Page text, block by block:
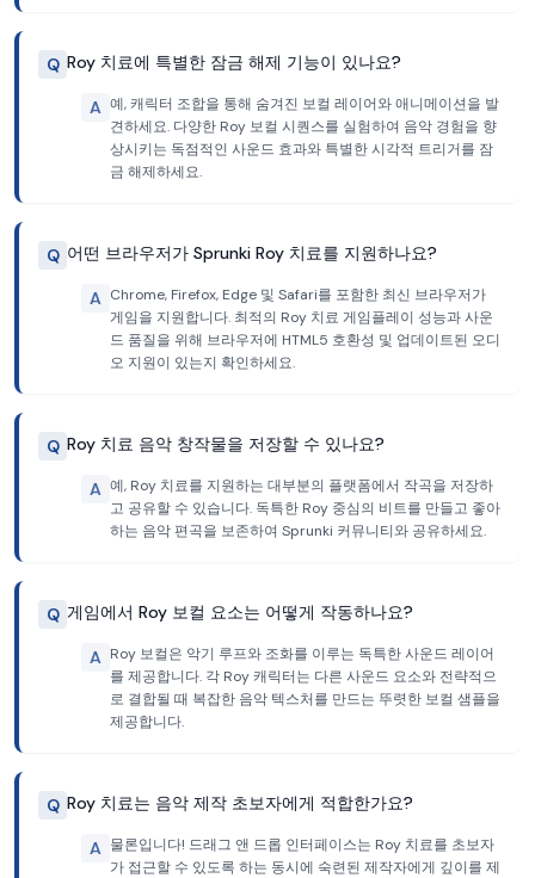
Q Roy 치료에 특별한 잠금 해제 기능이 있나요?
A 예, 캐릭터 조합을 통해 숨겨진 보컬 레이어와 애니메이션을 발
견하세요. 다양한 Roy 보컬 시퀀스를 실험하여 음악 경험을 향
상시키는 독점적인 사운드 효과와 특별한 시각적 트리거를 잠
금 해제하세요.
Q 어떤 브라우저가 Sprunki Roy 치료를 지원하나요?
A Chrome, Firefox, Edge 및 Safari를 포함한 최신 브라우저가
게임을 지원합니다. 최적의 Roy 치료 게임플레이 성능과 사운
드 품질을 위해 브라우저에 HTML5 호환성 및 업데이트된 오디
오 지원이 있는지 확인하세요.
Q Roy 치료 음악 창작물을 저장할 수 있나요?
A 예, Roy 치료를 지원하는 대부분의 플랫폼에서 작곡을 저장하
고 공유할 수 있습니다. 독특한 Roy 중심의 비트를 만들고 좋아
하는 음악 편곡을 보존하여 Sprunki 커뮤니티와 공유하세요.
Q 게임에서 Roy 보컬 요소는 어떻게 작동하나요?
A Roy 보컬은 악기 루프와 조화를 이루는 독특한 사운드 레이어
를 제공합니다. 각 Roy 캐릭터는 다른 사운드 요소와 전략적으
로 결합될 때 복잡한 음악 텍스처를 만드는 뚜렷한 보컬 샘플을
제공합니다.
Q Roy 치료는 음악 제작 초보자에게 적합한가요?
A 물론입니다! 드래그 앤 드롭 인터페이스는 Roy 치료를 초보자
가 접근할 수 있도록 하는 동시에 숙련된 제작자에게 깊이를 제